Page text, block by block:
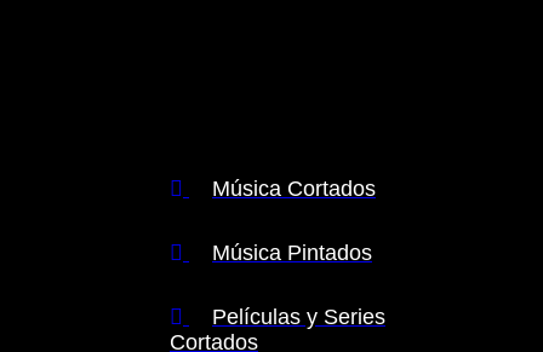
Música Cortados
Música Pintados
Películas y Series
Cortados